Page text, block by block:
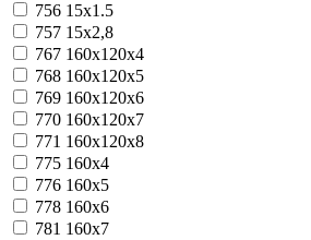
756 15х1.5
757 15х2,8
767 160x120x4
768 160x120x5
769 160x120x6
770 160x120x7
771 160x120x8
775 160x4
776 160x5
778 160x6
781 160x7